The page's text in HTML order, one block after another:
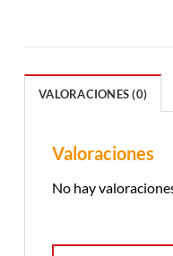
VALORACIONES (0)
Valoraciones
No hay